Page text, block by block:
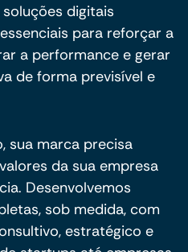
digitais
para reforçar a
a performance e gerar
de forma previsível e
sua marca precisa
da sua empresa
Desenvolvemos
sob medida, com
estratégico e